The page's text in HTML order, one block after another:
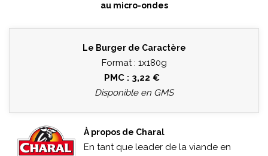
au micro-ondes
Le Burger de Caractère
Format : 1x180g
PMC : 3,22 €
Disponible en GMS
À propos de Charal
En tant que leader de la viande en